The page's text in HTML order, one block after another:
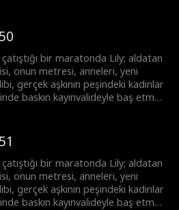
bir maratonda Lily; aldatan
onun metresi, anneleri, yeni
gerçek aşkının peşindeki kadınlar
baskın kayınvalideyle baş etmek
bir maratonda Lily; aldatan
onun metresi, anneleri, yeni
gerçek aşkının peşindeki kadınlar
baskın kayınvalideyle baş etmek